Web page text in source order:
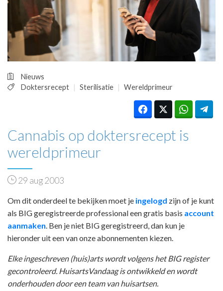
PRAKTIJKZAKEN
TARIEVEN
VPHUISARTSEN
MEDISCHE VAKHANDEL
REGISTRATIE
Nieuws
Doktersrecept
Sterilisatie Wereldprimeur
Cannabis op doktersrecept is
wereldprimeur
29 aug 2003
Om dit onderdeel te bekijken moet je ingelogd zijn of je kunt
als BIG geregistreerde professional een gratis basis account
aanmaken . Ben je niet BIG geregistreerd, dan kun je
hieronder uit een van onze abonnementen kiezen.
Elke ingeschreven (huis)arts wordt volgens het BIG register
gecontroleerd. HuisartsVandaag is ontwikkeld en wordt
onderhouden door een team van huisartsen.